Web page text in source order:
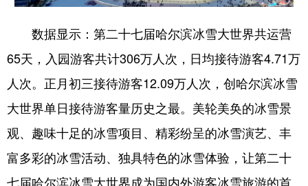
山东 河南 湖北 湖南
广东 广西 海南 重庆
四川 贵州 云南 西藏
陕西 甘肃 青海 宁夏
数据显示：第二十七届哈尔滨冰雪大世界共运营
65天，入园游客共计306万人次，日均接待游客4.71万
人次。正月初三接待游客12.09万人次，创哈尔滨冰雪
大世界单日接待游客量历史之最。美轮美奂的冰雪景
观、趣味十足的冰雪项目、精彩纷呈的冰雪演艺、丰
富多彩的冰雪活动、独具特色的冰雪体验，让第二十
七届哈尔滨冰雪大世界成为国内外游客冰雪旅游的首